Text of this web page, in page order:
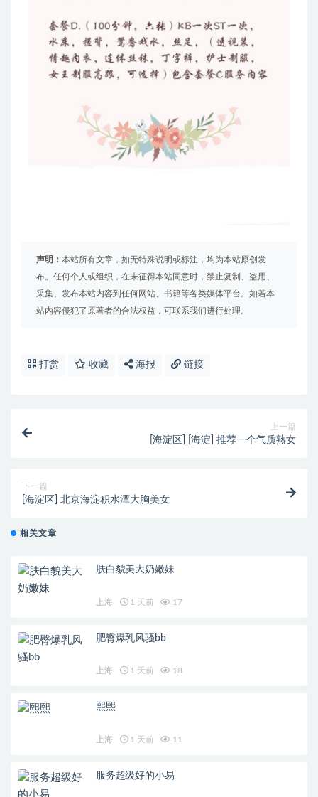
声明： 本站所有文章，如无特殊说明或标注，均为本站原创发
布。任何个人或组织，在未征得本站同意时，禁止复制、盗用、
采集、发布本站内容到任何网站、书籍等各类媒体平台。如若本
站内容侵犯了原著者的合法权益，可联系我们进行处理。
打赏 收藏 海报 链接
上一篇
[海淀区] [海淀] 推荐一个气质熟女
下一篇
[海淀区] 北京海淀积水潭大胸美女
相关文章
肤白貌美大奶嫩妹
上海 1 天前 17
肥臀爆乳风骚bb
上海 1 天前 18
熙熙
上海 1 天前 11
服务超级好的小易